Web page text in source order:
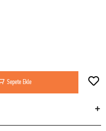
Sepete Ekle